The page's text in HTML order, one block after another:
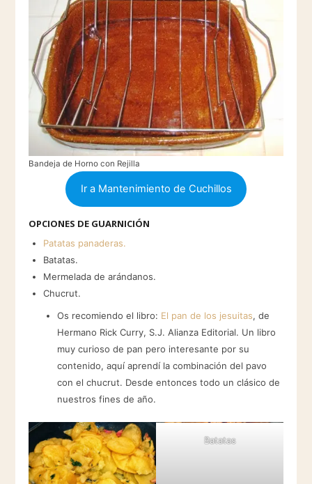
Bandeja de Horno con Rejilla
Ir a Mantenimiento de Cuchillos
OPCIONES DE GUARNICIÓN
Patatas panaderas.
Batatas.
Mermelada de arándanos.
Chucrut.
Os recomiendo el libro: El pan de los jesuitas, de
Hermano Rick Curry, S.J. Alianza Editorial. Un libro
muy curioso de pan pero interesante por su
contenido, aquí aprendí la combinación del pavo
con el chucrut. Desde entonces todo un clásico de
nuestros fines de año.
Batatas